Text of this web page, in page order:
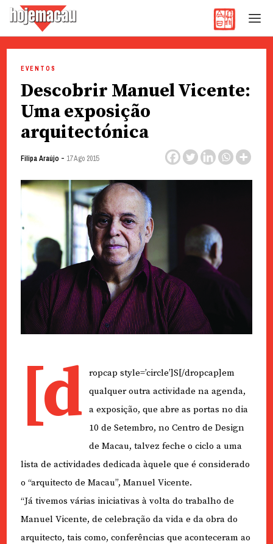
content
EVENTOS
Descobrir Manuel Vicente:
Uma exposição
arquitectónica
Filipa Araújo - 17 Ago 2015
[d
ropcap style=’circle’]S[/dropcap]em
qualquer outra actividade na agenda,
a exposição, que abre as portas no dia
10 de Setembro, no Centro de Design
de Macau, talvez feche o ciclo a uma
lista de actividades dedicada àquele que é considerado
o “arquitecto de Macau”, Manuel Vicente.
“Já tivemos várias iniciativas à volta do trabalho de
Manuel Vicente, de celebração da vida e da obra do
arquitecto, tais como, conferências que aconteceram ao